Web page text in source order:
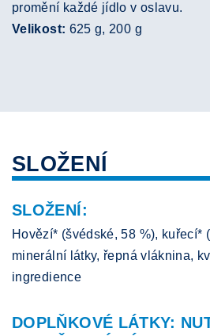
promění každé jídlo v oslavu.
Velikost: 625 g, 200 g
SLOŽENÍ
SLOŽENÍ:
Hovězí* (švédské, 58 %), kuřecí*
minerální látky, řepná vláknina,
ingredience
DOPLŇKOVÉ LÁTKY: